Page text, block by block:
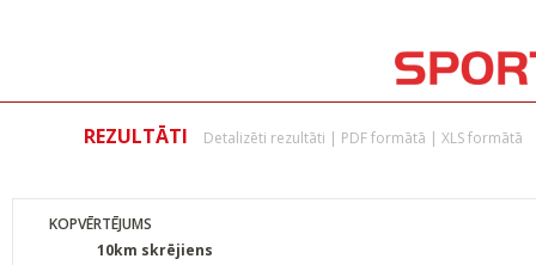
REZULTĀTI Detalizēti rezultāti | PDF formātā | XLS formātā
KOPVĒRTĒJUMS
10km skrējiens